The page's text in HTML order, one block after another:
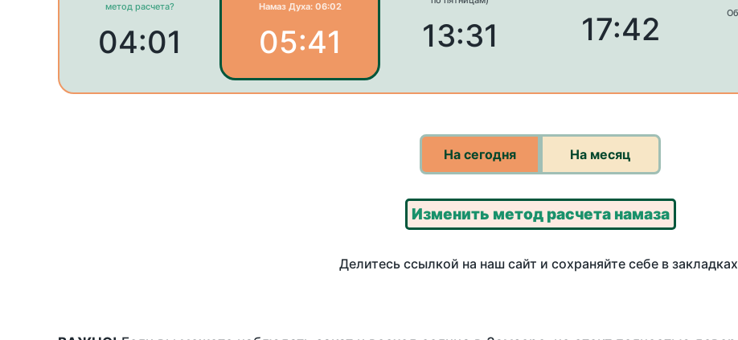
метод расчета?
04:01
Намаз Духа: 06:02
05:41 13:31 17:42
На сегодня На месяц
Изменить метод расчета намаза
Делитесь ссылкой на наш сайт и сохраняйте себе в